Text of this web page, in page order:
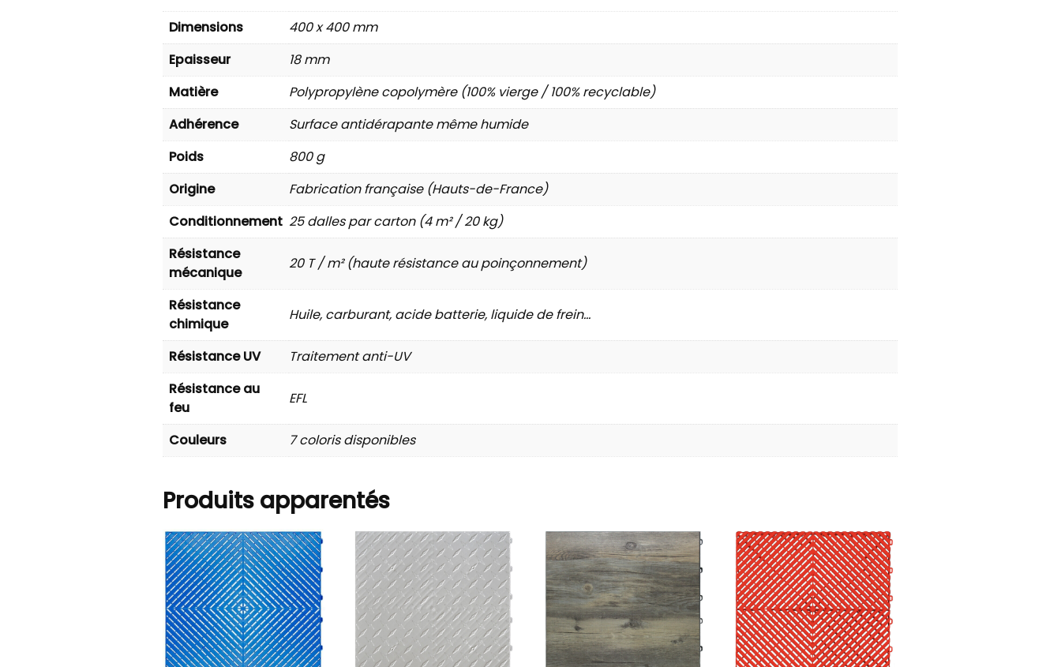
Dimensions
400 x 400 mm
Epaisseur
18 mm
Matière
Polypropylène copolymère (100% vierge / 100% recyclable)
Adhérence
Surface antidérapante même humide
Poids
800 g
Origine
Fabrication française (Hauts-de-France)
Conditionnement 25 dalles par carton (4 m² / 20 kg)
Résistance
mécanique
20 T / m² (haute résistance au poinçonnement)
Résistance
chimique
Huile, carburant, acide batterie, liquide de frein…
Résistance UV
Traitement anti-UV
Résistance au
feu
EFL
Couleurs 7 coloris disponibles
Produits apparentés